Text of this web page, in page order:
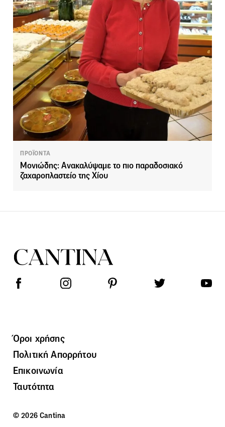
ΠΡΟΪΟΝΤΑ
Μονιώδης: Ανακαλύψαμε το πιο παραδοσιακό
ζαχαροπλαστείο της Χίου
Όροι χρήσης
Πολιτική Απορρήτου
Επικοινωνία
Ταυτότητα
© 2026 Cantina